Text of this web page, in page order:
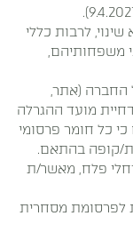
לרבות כללי
משפחותיהם,
החברה (אתר,
מועד ההגרלה
כי כל חומר פרסומי
קופה בהתאם.
פלח, מאשר/ת
לפרסומת מסחרית